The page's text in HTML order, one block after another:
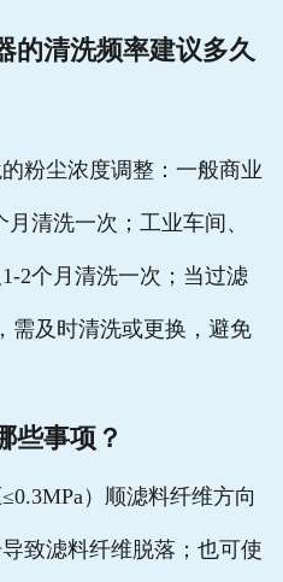
的清洗频率建议多久
粉尘浓度调整：一般商业
清洗一次；工业车间、
2个月清洗一次；当过滤
需及时清洗或更换，避免
些事项？
）顺滤料纤维方向
致滤料纤维脱落；也可使